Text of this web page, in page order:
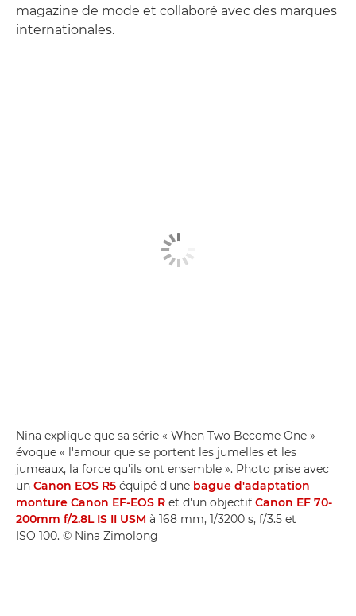
magazine de mode et collaboré avec des marques
internationales.
Nina explique que sa série « When Two Become One »
évoque « l'amour que se portent les jumelles et les
jumeaux, la force qu'ils ont ensemble ». Photo prise avec
un Canon EOS R5 équipé d'une bague d'adaptation
monture Canon EF-EOS R et d'un objectif Canon EF 70-
200mm f/2.8L IS II USM à 168 mm, 1/3200 s, f/3.5 et
ISO 100. © Nina Zimolong